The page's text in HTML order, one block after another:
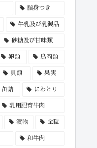
脂身つき
牛乳及び乳製品
砂糖及び甘味類
卵類 鳥肉類
貝類 果実
缶詰 にわとり
乳用肥育牛肉
漬物 全粒
和牛肉